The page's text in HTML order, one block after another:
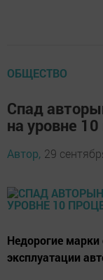
ОБЩЕСТВО
Спад
на уровне
Автор, 29
Недорогие марки
эксплуатации